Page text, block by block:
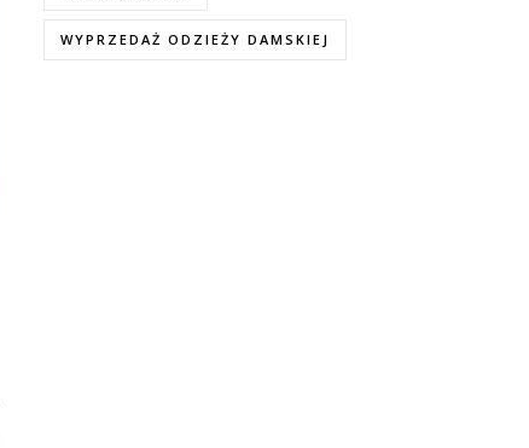
WYPRZEDAŻ ODZIEŻY DAMSKIEJ